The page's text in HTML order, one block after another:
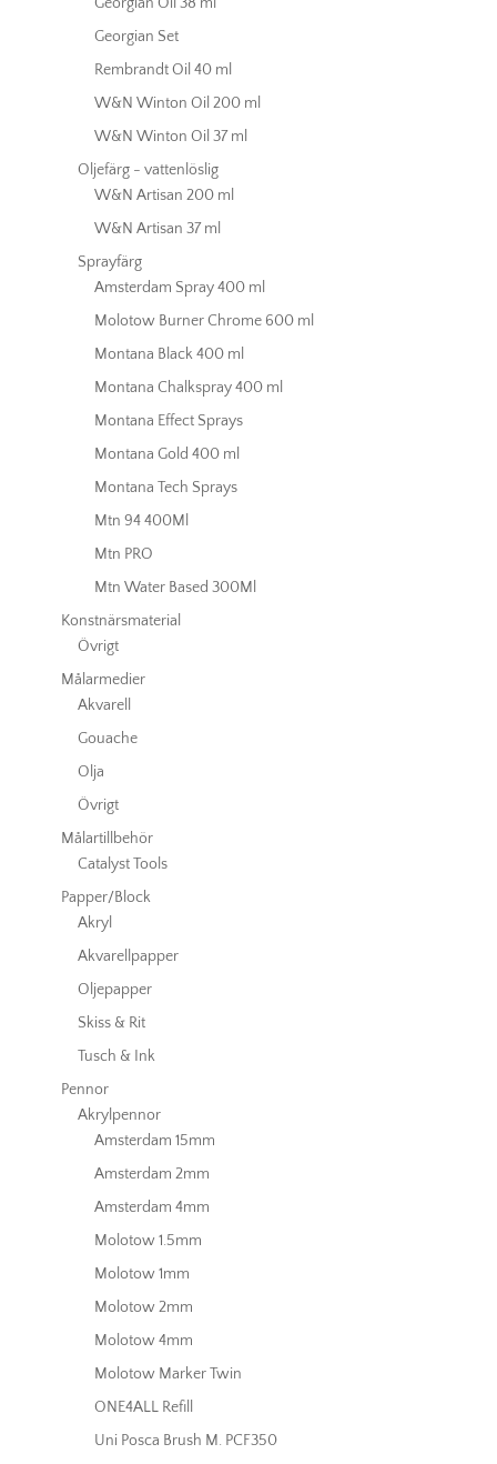
Georgian Set
Rembrandt Oil 40 ml
W&N Winton Oil 200 ml
W&N Winton Oil 37 ml
Oljefärg - vattenlöslig
W&N Artisan 200 ml
W&N Artisan 37 ml
Sprayfärg
Amsterdam Spray 400 ml
Molotow Burner Chrome 600 ml
Montana Black 400 ml
Montana Chalkspray 400 ml
Montana Effect Sprays
Montana Gold 400 ml
Montana Tech Sprays
Mtn 94 400Ml
Mtn PRO
Mtn Water Based 300Ml
Konstnärsmaterial
Övrigt
Målarmedier
Akvarell
Gouache
Olja
Övrigt
Målartillbehör
Catalyst Tools
Papper/Block
Akryl
Akvarellpapper
Oljepapper
Skiss & Rit
Tusch & Ink
Pennor
Akrylpennor
Amsterdam 15mm
Amsterdam 2mm
Amsterdam 4mm
Molotow 1.5mm
Molotow 1mm
Molotow 2mm
Molotow 4mm
Molotow Marker Twin
ONE4ALL Refill
Uni Posca Brush M. PCF350